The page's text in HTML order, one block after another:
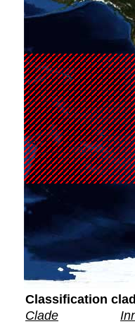
Classification
Clade